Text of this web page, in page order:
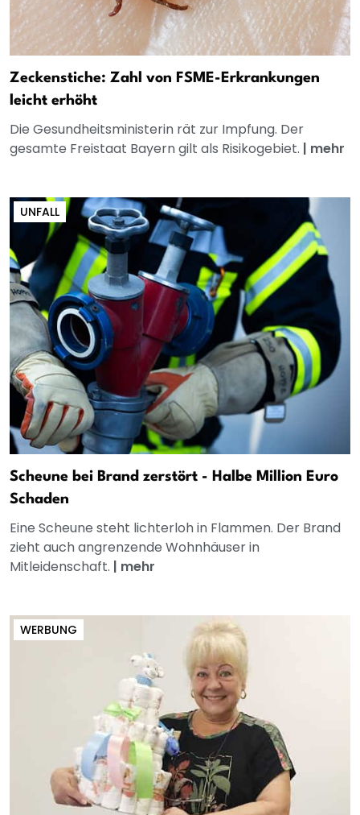
Zeckenstiche: Zahl von FSME-Erkrankungen
leicht erhöht
Die Gesundheitsministerin rät zur Impfung. Der
gesamte Freistaat Bayern gilt als Risikogebiet. | mehr
UNFALL
Scheune bei Brand zerstört - Halbe Million Euro
Schaden
Eine Scheune steht lichterloh in Flammen. Der Brand
zieht auch angrenzende Wohnhäuser in
Mitleidenschaft. | mehr
WERBUNG